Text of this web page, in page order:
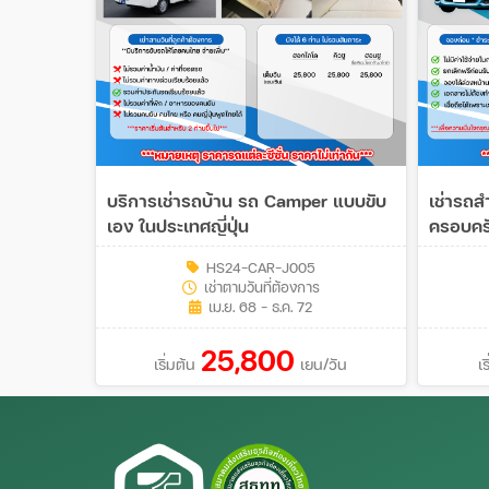
บริการเช่ารถบ้าน รถ Camper แบบขับ
เอง ในประเทศญี่ปุ่น
HS24-CAR-J005
เช่าตามวันที่ต้องการ
เม.ย. 68 - ธ.ค. 72
เริ่มต้น 25,800 เยน/วัน
เช่ารถ
ครอบค